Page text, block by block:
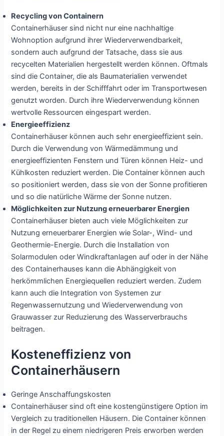
Recycling von Containern
Containerhäuser sind nicht nur eine nachhaltige
Wohnoption aufgrund ihrer Wiederverwendbarkeit,
sondern auch aufgrund der Tatsache, dass sie aus
recycelten Materialien hergestellt werden können. Oftmals
sind die Container, die als Baumaterialien verwendet
werden, bereits in der Schifffahrt oder im Transportwesen
genutzt worden. Durch ihre Wiederverwendung können
wertvolle Ressourcen eingespart werden.
Energieeffizienz
Containerhäuser können auch sehr energieeffizient sein.
Durch die Verwendung von Wärmedämmung und
energieeffizienten Fenstern und Türen können Heiz- und
Kühlkosten reduziert werden. Die Container können auch
so positioniert werden, dass sie von der Sonne profitieren
und so die natürliche Wärme der Sonne nutzen.
Möglichkeiten zur Nutzung erneuerbarer Energien
Containerhäuser bieten auch viele Möglichkeiten zur
Nutzung erneuerbarer Energien wie Solar-, Wind- und
Geothermie-Energie. Durch die Installation von
Solarmodulen oder Windkraftanlagen auf oder in der Nähe
des Containerhauses kann die Abhängigkeit von
herkömmlichen Energiequellen reduziert werden. Zudem
kann auch die Integration von Systemen zur
Regenwassernutzung und Wiederverwendung von
Grauwasser zur Reduzierung des Wasserverbrauchs
beitragen.
Kosteneffizienz von
Containerhäusern
Geringe Anschaffungskosten
Containerhäuser sind oft eine kostengünstigere Option im
Vergleich zu traditionellen Häusern. Die Container können
in der Regel zu einem niedrigeren Preis erworben werden